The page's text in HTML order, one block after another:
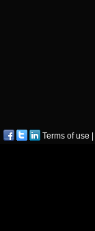
Terms of use